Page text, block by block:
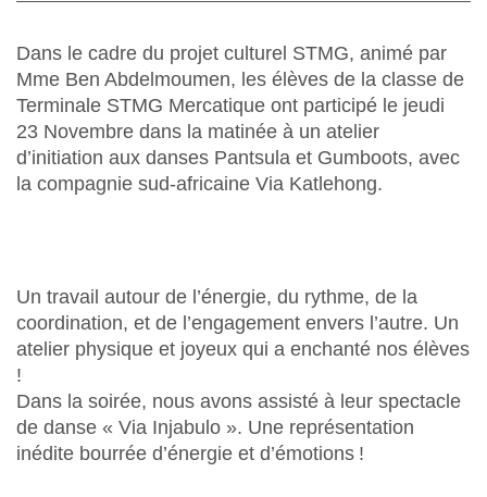
Dans le cadre du projet culturel STMG, animé par
Mme Ben Abdelmoumen, les élèves de la classe de
Terminale STMG Mercatique ont participé le jeudi
23 Novembre dans la matinée à un atelier
d’initiation aux danses Pantsula et Gumboots, avec
la compagnie sud-africaine Via Katlehong.
Un travail autour de l’énergie, du rythme, de la
coordination, et de l’engagement envers l’autre. Un
atelier physique et joyeux qui a enchanté nos élèves
!
Dans la soirée, nous avons assisté à leur spectacle
de danse « Via Injabulo ». Une représentation
inédite bourrée d’énergie et d’émotions !